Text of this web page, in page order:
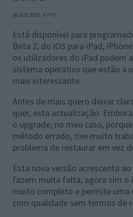
06 OUT 2010 · APPLE
Está disponível para
Beta 2, do iOS para iPad,
os utilizadores do iPad podem
sistema operativo que estão a
mais interessante.
Antes de mais quero deixar
quer, esta actualização.
o upgrade, no meu caso,
método errado, tive muito
problema de restaurar em vez
Esta nova versão acrescenta
fazem muita falta, agora sim o
muito completo e permite uma
com qualidade sem termos de